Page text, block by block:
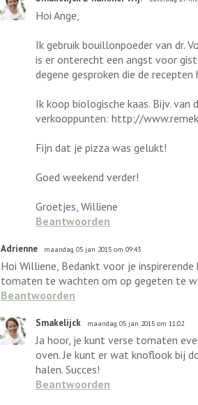
Hoi Ange,
Ik gebruik bouillonpoeder van dr.
is er onterecht een angst voor
degene gesproken die de
Ik koop biologische kaas. Bijv.
verkooppunten: http://
Fijn dat je pizza was gelukt!
Goed weekend verder!
Groetjes, Williene
Beantwoorden
Adrienne maandag 05 jan 2015 om 09:43
Hoi Williene, Bedankt voor je
tomaten te wachten om op gegeten te
Beantwoorden
Smakelijck maandag 05 jan 2015 om 11:02
Ja hoor, je kunt verse tomaten
oven. Je kunt er wat knoflook bij
halen. Succes!
Beantwoorden